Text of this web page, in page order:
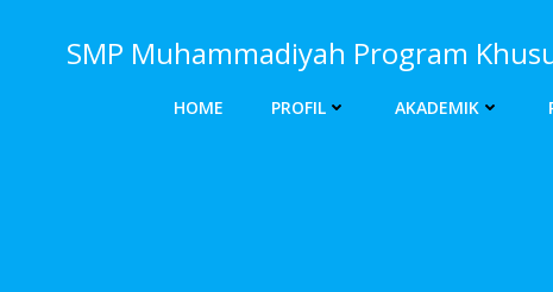
SMP Muhammadiyah Program
HOME PROFIL AKADEMIK